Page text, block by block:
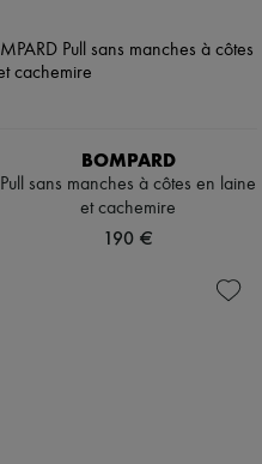
BOMPARD
Pull sans manches à côtes en laine
et cachemire
190 €